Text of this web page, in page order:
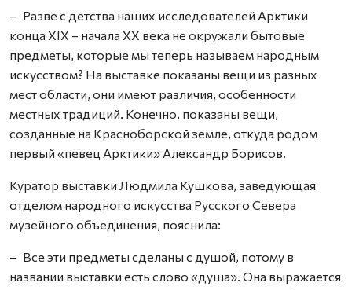
– Разве с детства наших исследователей Арктики
конца XIX – начала XX века не окружали бытовые
предметы, которые мы теперь называем народным
искусством? На выставке показаны вещи из разных
мест области, они имеют различия, особенности
местных традиций. Конечно, показаны вещи,
созданные на Красноборской земле, откуда родом
первый «певец Арктики» Александр Борисов.
Куратор выставки Людмила Кушкова, заведующая
отделом народного искусства Русского Севера
музейного объединения, пояснила:
– Все эти предметы сделаны с душой, потому в
названии выставки есть слово «душа». Она выражается